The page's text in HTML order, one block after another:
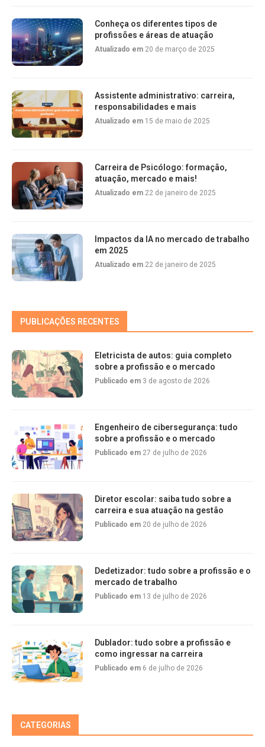
Conheça os diferentes tipos de
profissões e áreas de atuação
Atualizado em 20 de março de 2025
Assistente administrativo: carreira,
responsabilidades e mais
Atualizado em 15 de maio de 2025
Carreira de Psicólogo: formação,
atuação, mercado e mais!
Atualizado em 22 de janeiro de 2025
Impactos da IA no mercado de trabalho
em 2025
Atualizado em 22 de janeiro de 2025
PUBLICAÇÕES RECENTES
Eletricista de autos: guia completo
sobre a profissão e o mercado
Publicado em 3 de agosto de 2026
Engenheiro de cibersegurança: tudo
sobre a profissão e o mercado
Publicado em 27 de julho de 2026
Diretor escolar: saiba tudo sobre a
carreira e sua atuação na gestão
Publicado em 20 de julho de 2026
Dedetizador: tudo sobre a profissão e o
mercado de trabalho
Publicado em 13 de julho de 2026
Dublador: tudo sobre a profissão e
como ingressar na carreira
Publicado em 6 de julho de 2026
CATEGORIAS